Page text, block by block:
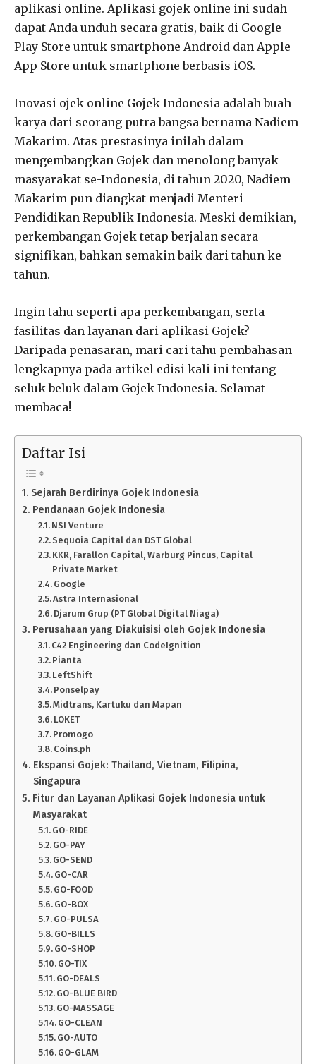
aplikasi online. Aplikasi gojek online ini sudah
dapat Anda unduh secara gratis, baik di Google
Play Store untuk smartphone Android dan Apple
App Store untuk smartphone berbasis iOS.
Inovasi ojek online Gojek Indonesia adalah buah
karya dari seorang putra bangsa bernama Nadiem
Makarim. Atas prestasinya inilah dalam
mengembangkan Gojek dan menolong banyak
masyarakat se-Indonesia, di tahun 2020, Nadiem
Makarim pun diangkat menjadi Menteri
Pendidikan Republik Indonesia. Meski demikian,
perkembangan Gojek tetap berjalan secara
signifikan, bahkan semakin baik dari tahun ke
tahun.
Ingin tahu seperti apa perkembangan, serta
fasilitas dan layanan dari aplikasi Gojek?
Daripada penasaran, mari cari tahu pembahasan
lengkapnya pada artikel edisi kali ini tentang
seluk beluk dalam Gojek Indonesia. Selamat
membaca!
Daftar Isi
Sejarah Berdirinya Gojek Indonesia
Pendanaan Gojek Indonesia
NSI Venture
Sequoia Capital dan DST Global
KKR, Farallon Capital, Warburg Pincus, Capital
Private Market
Google
Astra Internasional
Djarum Grup (PT Global Digital Niaga)
Perusahaan yang Diakuisisi oleh Gojek Indonesia
C42 Engineering dan CodeIgnition
Pianta
LeftShift
Ponselpay
Midtrans, Kartuku dan Mapan
LOKET
Promogo
Coins.ph
Ekspansi Gojek: Thailand, Vietnam, Filipina,
Singapura
Fitur dan Layanan Aplikasi Gojek Indonesia untuk
Masyarakat
GO-RIDE
GO-PAY
GO-SEND
GO-CAR
GO-FOOD
GO-BOX
GO-PULSA
GO-BILLS
GO-SHOP
GO-TIX
GO-DEALS
GO-BLUE BIRD
GO-MASSAGE
GO-CLEAN
GO-AUTO
GO-GLAM